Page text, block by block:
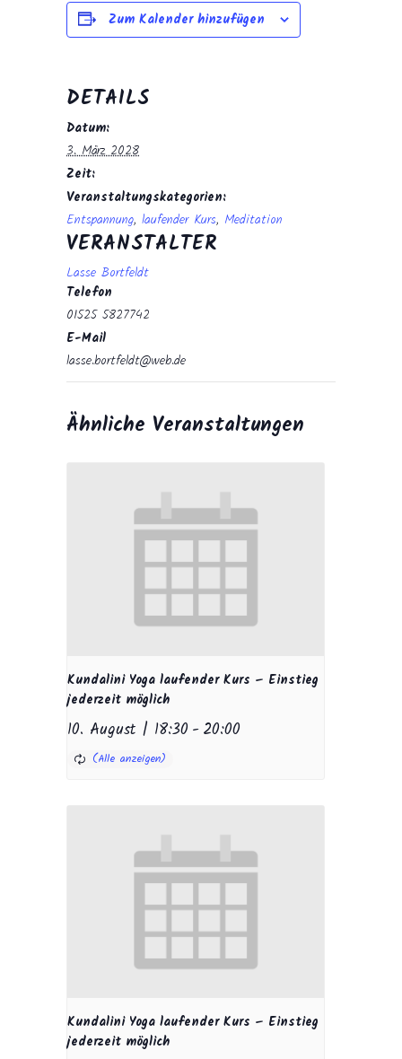
Zum Kalender hinzufügen
DETAILS
Datum:
3. März 2028
Zeit:
Veranstaltungskategorien:
Entspannung, laufender Kurs, Meditation
VERANSTALTER
Lasse Bortfeldt
Telefon
01525 5827742
E-Mail
lasse.bortfeldt@web.de
Ähnliche Veranstaltungen
Kundalini Yoga laufender Kurs – Einstieg
jederzeit möglich
10. August | 18:30 -20:00
Kundalini Yoga laufender Kurs – Einstieg
jederzeit möglich